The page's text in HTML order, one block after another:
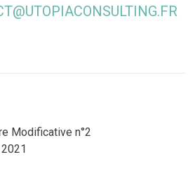
Modificative n°2